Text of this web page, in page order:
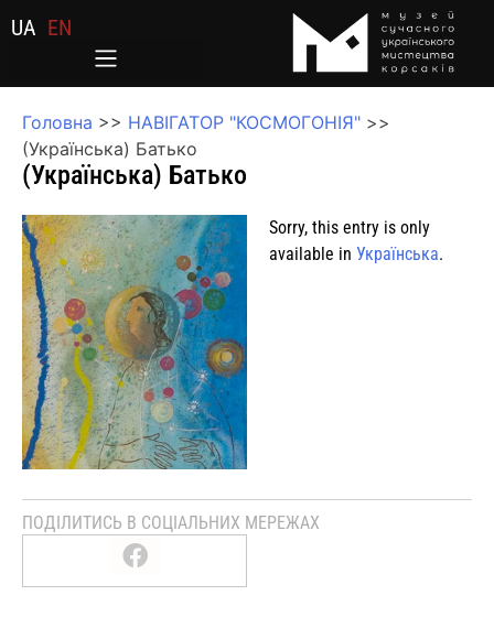
UA EN
Головна >> НАВІГАТОР "КОСМОГОНІЯ" >>
(Українська) Батько
(Українська) Батько
Sorry, this entry is only
available in Українська.
ПОДІЛИТИСЬ В СОЦІАЛЬНИХ МЕРЕЖАХ